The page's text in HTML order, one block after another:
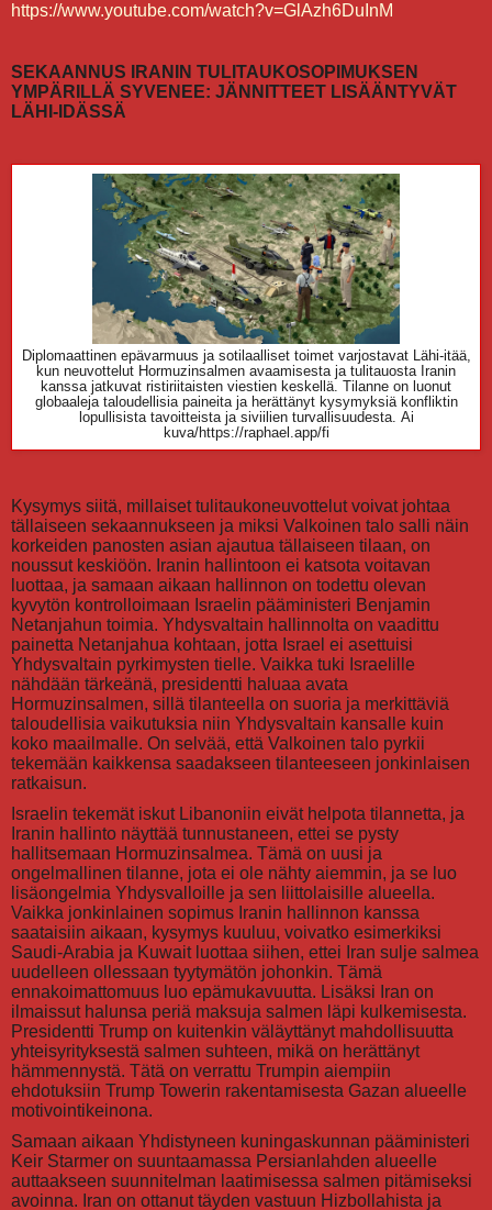
https://www.youtube.com/watch?v=GlAzh6DuInM
SEKAANNUS IRANIN TULITAUKOSOPIMUKSEN
YMPÄRILLÄ SYVENEE: JÄNNITTEET LISÄÄNTYVÄT
LÄHI-IDÄSSÄ
Diplomaattinen epävarmuus ja sotilaalliset toimet varjostavat Lähi-itää,
kun neuvottelut Hormuzinsalmen avaamisesta ja tulitauosta Iranin
kanssa jatkuvat ristiriitaisten viestien keskellä. Tilanne on luonut
globaaleja taloudellisia paineita ja herättänyt kysymyksiä konfliktin
lopullisista tavoitteista ja siviilien turvallisuudesta. Ai
kuva/https://raphael.app/fi
Kysymys siitä, millaiset tulitaukoneuvottelut voivat johtaa
tällaiseen sekaannukseen ja miksi Valkoinen talo salli näin
korkeiden panosten asian ajautua tällaiseen tilaan, on
noussut keskiöön. Iranin hallintoon ei katsota voitavan
luottaa, ja samaan aikaan hallinnon on todettu olevan
kyvytön kontrolloimaan Israelin pääministeri Benjamin
Netanjahun toimia. Yhdysvaltain hallinnolta on vaadittu
painetta Netanjahua kohtaan, jotta Israel ei asettuisi
Yhdysvaltain pyrkimysten tielle. Vaikka tuki Israelille
nähdään tärkeänä, presidentti haluaa avata
Hormuzinsalmen, sillä tilanteella on suoria ja merkittäviä
taloudellisia vaikutuksia niin Yhdysvaltain kansalle kuin
koko maailmalle. On selvää, että Valkoinen talo pyrkii
tekemään kaikkensa saadakseen tilanteeseen jonkinlaisen
ratkaisun.
Israelin tekemät iskut Libanoniin eivät helpota tilannetta, ja
Iranin hallinto näyttää tunnustaneen, ettei se pysty
hallitsemaan Hormuzinsalmea. Tämä on uusi ja
ongelmallinen tilanne, jota ei ole nähty aiemmin, ja se luo
lisäongelmia Yhdysvalloille ja sen liittolaisille alueella.
Vaikka jonkinlainen sopimus Iranin hallinnon kanssa
saataisiin aikaan, kysymys kuuluu, voivatko esimerkiksi
Saudi-Arabia ja Kuwait luottaa siihen, ettei Iran sulje salmea
uudelleen ollessaan tyytymätön johonkin. Tämä
ennakoimattomuus luo epämukavuutta. Lisäksi Iran on
ilmaissut halunsa periä maksuja salmen läpi kulkemisesta.
Presidentti Trump on kuitenkin väläyttänyt mahdollisuutta
yhteisyrityksestä salmen suhteen, mikä on herättänyt
hämmennystä. Tätä on verrattu Trumpin aiempiin
ehdotuksiin Trump Towerin rakentamisesta Gazan alueelle
motivointikeinona.
Samaan aikaan Yhdistyneen kuningaskunnan pääministeri
Keir Starmer on suuntaamassa Persianlahden alueelle
auttaakseen suunnitelman laatimisessa salmen pitämiseksi
avoinna. Iran on ottanut täyden vastuun Hizbollahista ja